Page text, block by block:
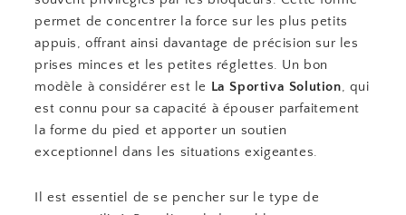
permet de concentrer la force sur les plus petits
appuis, offrant ainsi davantage de précision sur les
prises minces et les petites réglettes. Un bon
modèle à considérer est le La Sportiva Solution, qui
est connu pour sa capacité à épouser parfaitement
la forme du pied et apporter un soutien
exceptionnel dans les situations exigeantes.
Il est essentiel de se pencher sur le type de